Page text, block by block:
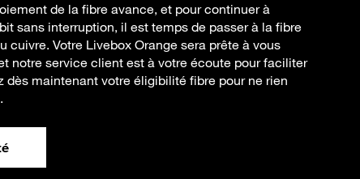
de la fibre avance, et pour continuer à
sans interruption, il est temps de passer à la fibre
cuivre. Votre Livebox Orange sera prête à vous
notre service client est à votre écoute pour faciliter
dès maintenant votre éligibilité fibre pour ne rien